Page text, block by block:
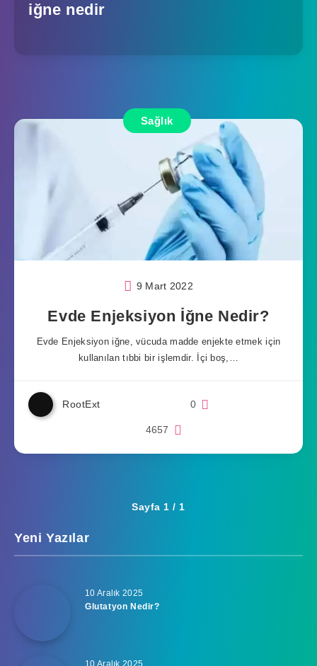
iğne nedir
Sağlık
9 Mart 2022
Evde Enjeksiyon İğne Nedir?
Evde Enjeksiyon iğne, vücuda madde enjekte etmek için
kullanılan tıbbi bir işlemdir. İçi boş,…
RootExt 0
4657
Sayfa 1 / 1
Yeni Yazılar
10 Aralık 2025
Glutatyon Nedir?
10 Aralık 2025